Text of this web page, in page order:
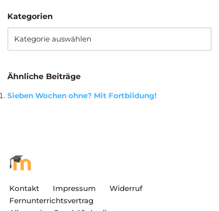
Kategorien
Ähnliche Beiträge
Sieben Wochen ohne? Mit Fortbildung!
Kontakt Impressum
Widerruf
Fernunterrichtsvertrag